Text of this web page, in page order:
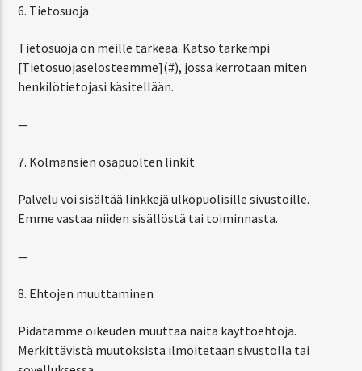
6. Tietosuoja
Tietosuoja on meille tärkeää. Katso tarkempi
[Tietosuojaselosteemme](#), jossa kerrotaan miten
henkilötietojasi käsitellään.
—
7. Kolmansien osapuolten linkit
Palvelu voi sisältää linkkejä ulkopuolisille sivustoille.
Emme vastaa niiden sisällöstä tai toiminnasta.
—
8. Ehtojen muuttaminen
Pidätämme oikeuden muuttaa näitä käyttöehtoja.
Merkittävistä muutoksista ilmoitetaan sivustolla tai